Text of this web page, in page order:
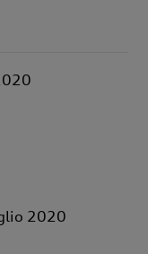
2020